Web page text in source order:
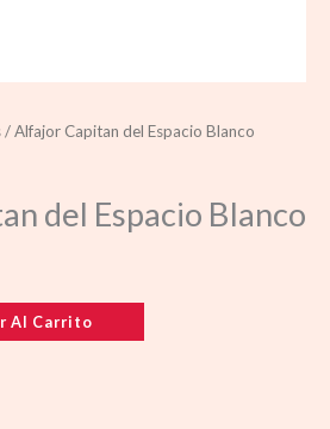
/ Alfajor Capitan del Espacio Blanco
del Espacio Blanco
Al Carrito